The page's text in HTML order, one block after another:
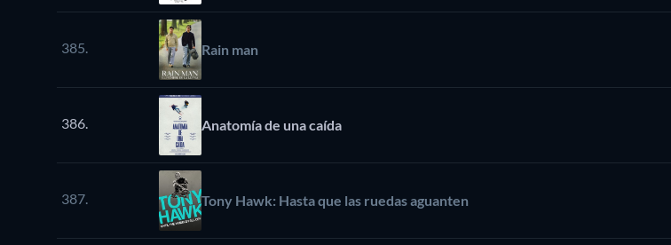
385. Rain man
386. Anatomía de una caída
387. Tony Hawk: Hasta que las ruedas aguanten